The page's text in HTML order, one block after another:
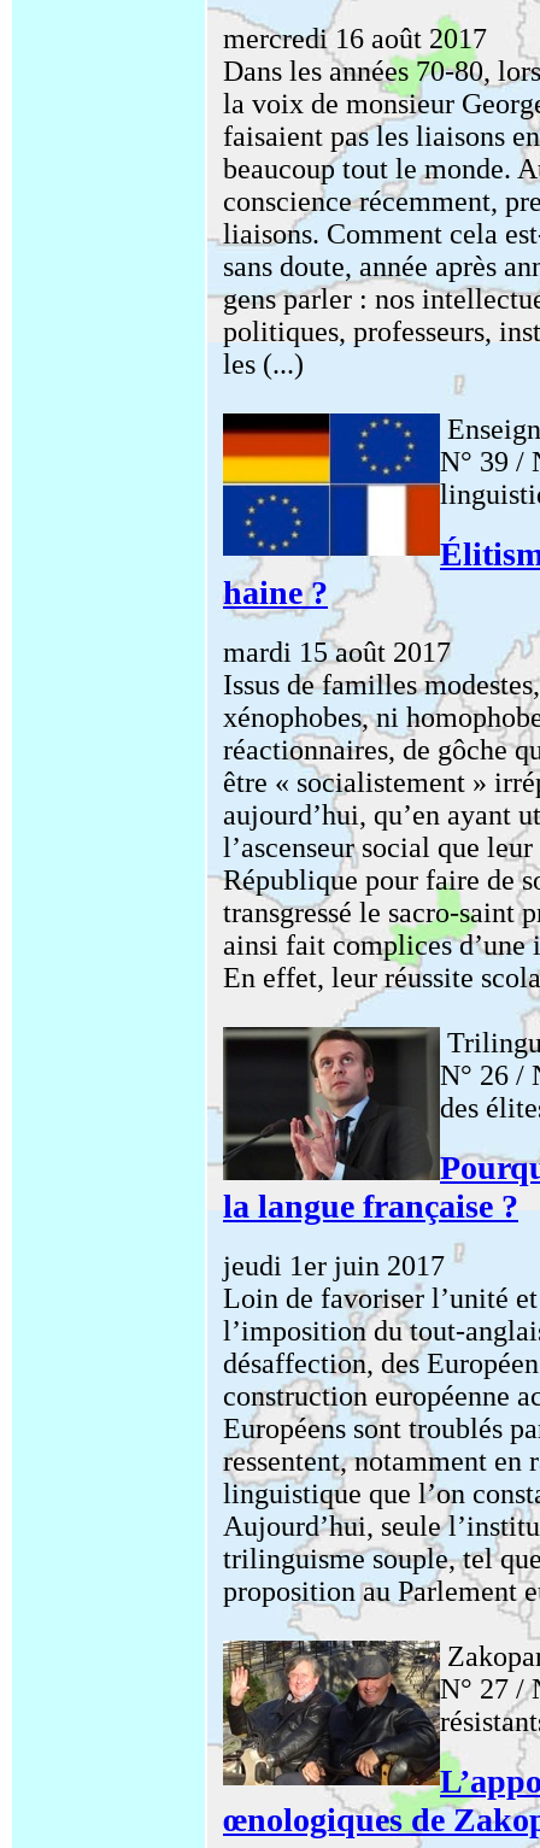
mercredi 16 août 2017
Dans les années 70-80,
la voix de monsieur
faisaient pas les liaisons
beaucoup tout le monde.
conscience récemment,
liaisons. Comment cela
sans doute, année après
gens parler : nos
politiques, professeurs,
les (...)
N° 39 /
haine ?
mardi 15 août 2017
Issus de familles
xénophobes, ni
réactionnaires, de gôche
être « socialistement »
aujourd’hui, qu’en ayant
l’ascenseur social que
République pour faire de
transgressé le sacro-saint
ainsi fait complices
En effet, leur réussite
N° 26 /
des
la langue française ?
jeudi 1er juin 2017
Loin de favoriser l’unité
l’imposition du tout-
désaffection, des
construction européenne
Européens sont troublés
ressentent, notamment en
linguistique que l’on
Aujourd’hui, seule
trilinguisme souple, tel
proposition au Parlement
N° 27 /
œnologiques de